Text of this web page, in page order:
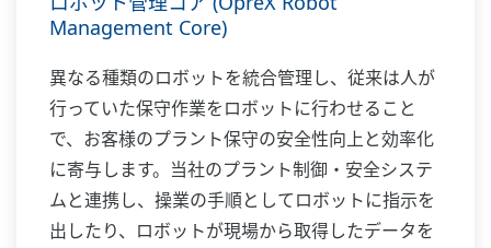
Management Core)
異なる種類のロボットを統合管理し、従来は人が
行っていた保守作業をロボットに行わせること
で、お客様のプラント保守の安全性向上と効率化
に寄与します。当社のプラント制御・安全システ
ムと連携し、操業の手順としてロボットに指示を
出したり、ロボットが現場から取得したデータを